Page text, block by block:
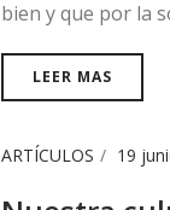
bien y que por la
LEER MAS
ARTÍCULOS 19